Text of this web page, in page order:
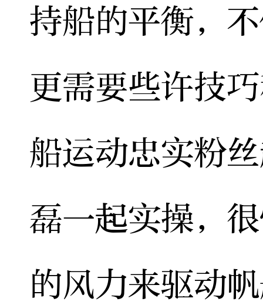
持船的平衡，
更需要些许技
船运动忠实粉
磊一起实操，
的风力来驱动